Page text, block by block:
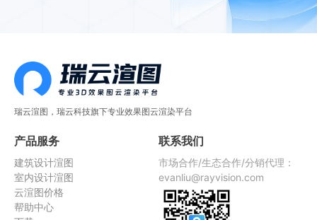
瑞云渲图，瑞云科技旗下专业效果图云渲染平台
产品服务
建筑设计渲图
室内设计渲图
云渲图价格
帮助中心
联系我们
市场合作/生态合作/分销代理：
evanliu@rayvision.com